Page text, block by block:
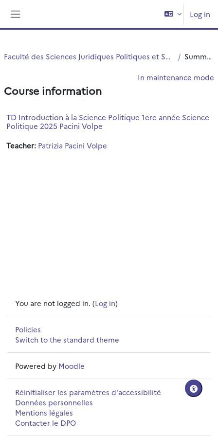
Log in
Faculté des Sciences Juridiques Politiques et Sociales Summary
In maintenance mode
Course information
TD Introduction à la Science Politique 1ere année Science
Politique 2025 Pacini Volpe
Teacher: Patrizia Pacini Volpe
You are not logged in. (Log in)
Policies
Switch to the standard theme
Powered by Moodle
Réinitialiser les paramètres d'accessibilité
Données personnelles
Mentions légales
Contacter le DPO